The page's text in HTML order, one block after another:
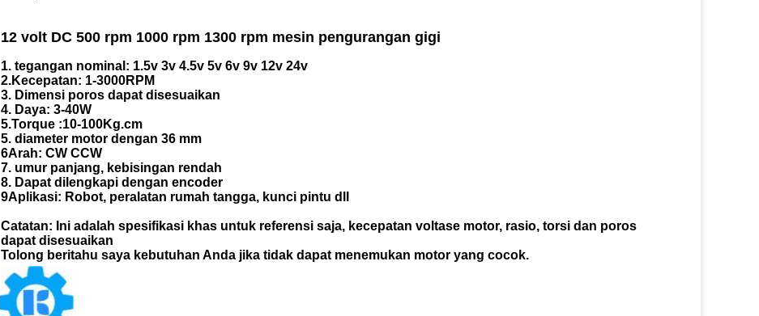
12 volt DC 500 rpm 1000 rpm 1300 rpm mesin pengurangan gigi
1. tegangan nominal: 1.5v 3v 4.5v 5v 6v 9v 12v 24v
2.Kecepatan: 1-3000RPM
3. Dimensi poros dapat disesuaikan
4. Daya: 3-40W
5.Torque :10-100Kg.cm
5. diameter motor dengan 36 mm
6Arah: CW CCW
7. umur panjang, kebisingan rendah
8. Dapat dilengkapi dengan encoder
9Aplikasi: Robot, peralatan rumah tangga, kunci pintu dll
Catatan: Ini adalah spesifikasi khas untuk referensi saja, kecepatan voltase motor, rasio, torsi dan poros
dapat disesuaikan
Tolong beritahu saya kebutuhan Anda jika tidak dapat menemukan motor yang cocok.